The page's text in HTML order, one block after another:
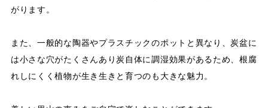
がります。
また、一般的な陶器やプラスチックのポットと異なり、炭盆に
は小さな穴がたくさんあり炭自体に調湿効果があるため、根腐
れしにくく植物が生き生きと育つのも大きな魅力。